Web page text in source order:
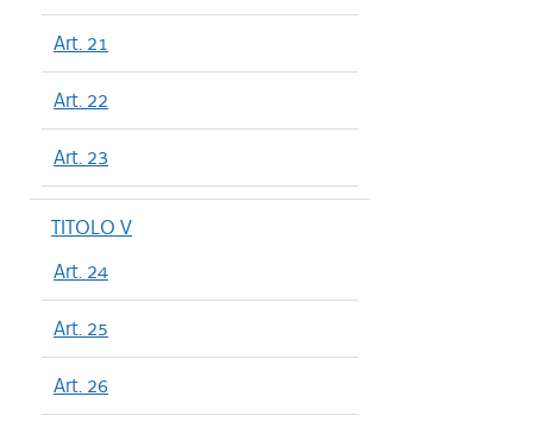
Art. 21
Art. 22
Art. 23
TITOLO V
Art. 24
Art. 25
Art. 26